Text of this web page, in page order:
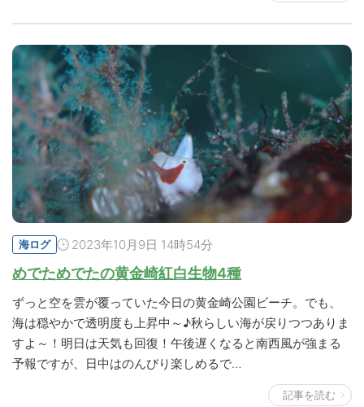
海ログ 2023年10月9日 14時54分
めでためでたの黄金崎紅白生物4種
ずっと空を雲が覆っていた今日の黄金崎公園ビーチ。でも、
海は穏やかで透明度も上昇中～♪秋らしい海が戻りつつありま
すよ～！明日は天気も回復！午後遅くなると南西風が強まる
予報ですが、日中はのんびり楽しめるで…
記事を読む